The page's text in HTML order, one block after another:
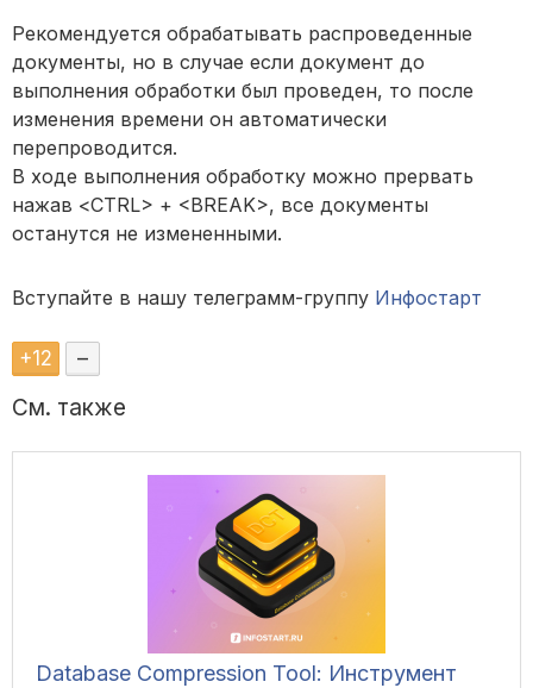
Рекомендуется обрабатывать распроведенные
документы, но в случае если документ до
выполнения обработки был проведен, то после
изменения времени он автоматически
перепроводится.
В ходе выполнения обработку можно прервать
нажав <CTRL> + <BREAK>, все документы
останутся не измененными.
Вступайте в нашу телеграмм-группу Инфостарт
+12 –
См. также
Database Compression Tool: Инструмент